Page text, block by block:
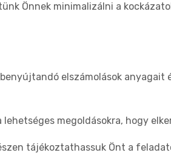
Önnek minimalizálni a
elszámolások anyagait
megoldásokra, hogy
tájékoztathassuk Önt a